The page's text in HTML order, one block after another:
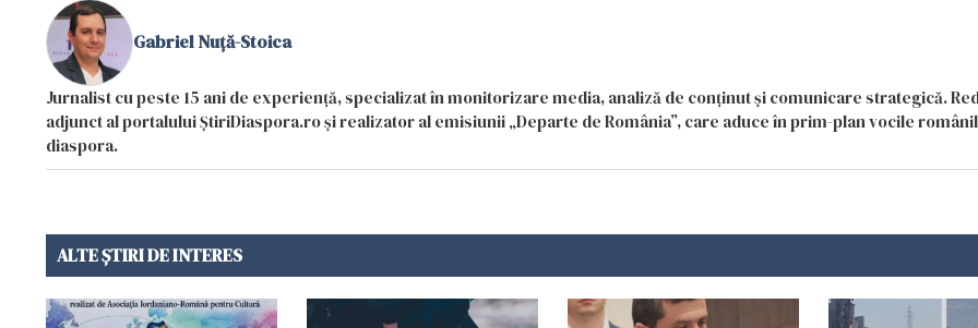
Gabriel Nuță-Stoica
Jurnalist cu peste 15 ani de experiență, specializat în monitorizare media, analiză de conținut și comunicare strategică.
adjunct al portalului ȘtiriDiaspora.ro și realizator al emisiunii „Departe de România”, care aduce în prim-plan vocile
diaspora.
ALTE ȘTIRI DE INTERES